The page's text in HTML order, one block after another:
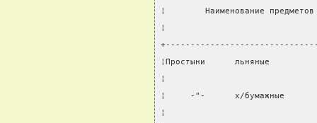
¦        Наименование предметов
¦
¦Простыни      льняные
¦
¦     -"-      х/бумажные
¦